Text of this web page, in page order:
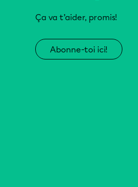
Ça va t’aider, promis!
Abonne-toi ici!